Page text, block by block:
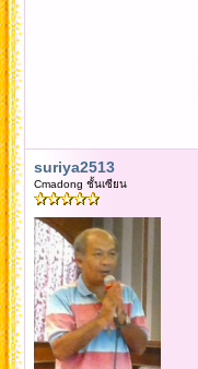
suriya2513
Cmadong ชั้นเซียน